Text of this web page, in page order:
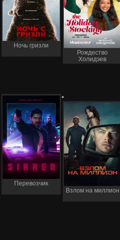
Ночь гризли
Рождество
Холидэев
Перевозчик
Взлом на миллион